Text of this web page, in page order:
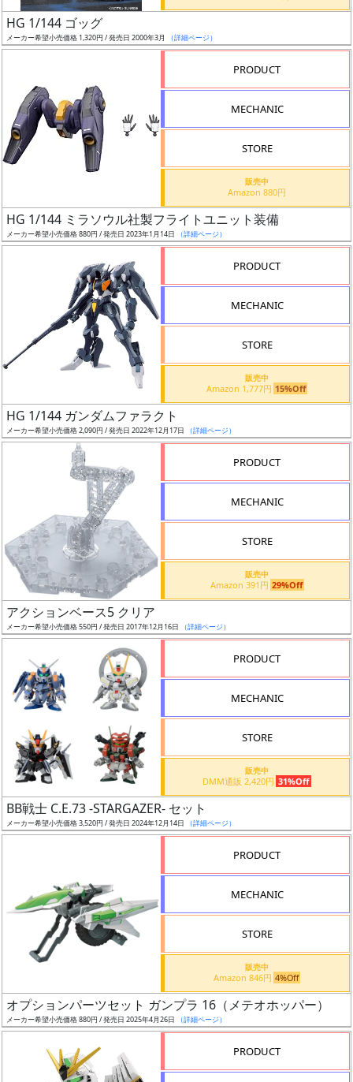
日
発
売
Web
プッ
シュ
通知
対象
ギ
ャ
ラ
価
定
予
期
月
割
引
HG 1/144 ゴッグ
メーカー希望小売価格 1,320円 / 発売日 2000年3月 （詳細ページ）
PRODUCT
MECHANIC
STORE
販売中
Amazon 880円
HG 1/144 ミラソウル社製フライトユニット装備
メーカー希望小売価格 880円 / 発売日 2023年1月14日 （詳細ページ）
PRODUCT
MECHANIC
STORE
販売中
Amazon 1,777円 15%Off
HG 1/144 ガンダムファラクト
メーカー希望小売価格 2,090円 / 発売日 2022年12月17日 （詳細ページ）
PRODUCT
MECHANIC
STORE
販売中
Amazon 391円 29%Off
アクションベース5 クリア
メーカー希望小売価格 550円 / 発売日 2017年12月16日 （詳細ページ）
PRODUCT
MECHANIC
STORE
販売中
DMM通販 2,420円 31%Off
BB戦士 C.E.73 -STARGAZER- セット
メーカー希望小売価格 3,520円 / 発売日 2024年12月14日 （詳細ページ）
PRODUCT
MECHANIC
STORE
販売中
Amazon 846円 4%Off
オプションパーツセット ガンプラ 16（メテオホッパー）
メーカー希望小売価格 880円 / 発売日 2025年4月26日 （詳細ページ）
PRODUCT